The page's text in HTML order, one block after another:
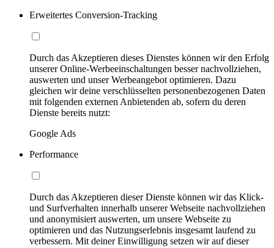
Erweitertes Conversion-Tracking
Durch das Akzeptieren dieses Dienstes können wir den Erfolg
unserer Online-Werbeeinschaltungen besser nachvollziehen,
auswerten und unser Werbeangebot optimieren. Dazu
gleichen wir deine verschlüsselten personenbezogenen Daten
mit folgenden externen Anbietenden ab, sofern du deren
Dienste bereits nutzt:
Google Ads
Performance
Durch das Akzeptieren dieser Dienste können wir das Klick-
und Surfverhalten innerhalb unserer Webseite nachvollziehen
und anonymisiert auswerten, um unsere Webseite zu
optimieren und das Nutzungserlebnis insgesamt laufend zu
verbessern. Mit deiner Einwilligung setzen wir auf dieser